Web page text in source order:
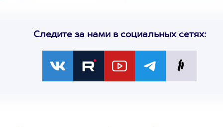
Следите за нами в социальных сетях: